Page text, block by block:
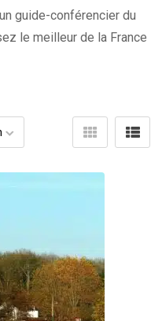
guide-conférencier du
le meilleur de la France